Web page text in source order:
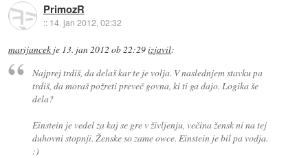
PrimozR
:: 14. jan 2012, 02:32
marijancek je 13. jan 2012 ob 22:29izjavil:
Najprej trdiš, da delaš kar te je volja. V naslednjem stavku pa
trdiš, da moraš požreti preveč govna, ki ti ga dajo. Logika še
dela?
Einstein je vedel za kaj se gre v življenju, večina žensk ni na tej
duhovni stopnji. Ženske so zame owce. Einstein je bil pa vodja.
:)